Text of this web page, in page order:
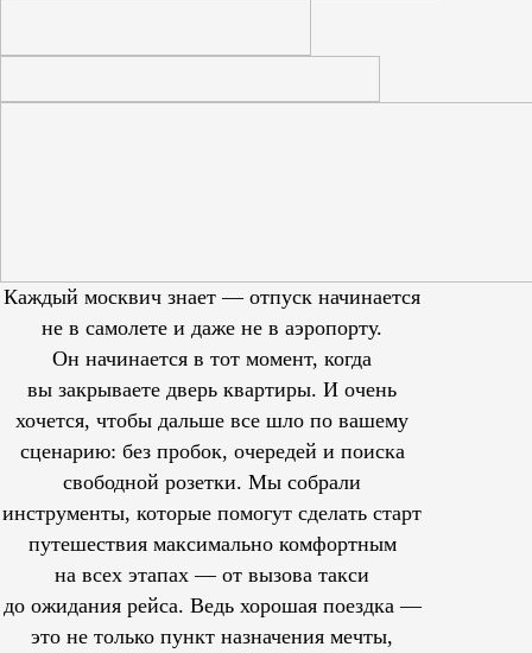
Каждый москвич знает — отпуск начинается
не в самолете и даже не в аэропорту.
Он начинается в тот момент, когда
вы закрываете дверь квартиры. И очень
хочется, чтобы дальше все шло по вашему
сценарию: без пробок, очередей и поиска
свободной розетки. Мы собрали
инструменты, которые помогут сделать старт
путешествия максимально комфортным
на всех этапах — от вызова такси
до ожидания рейса. Ведь хорошая поездка —
это не только пункт назначения мечты,